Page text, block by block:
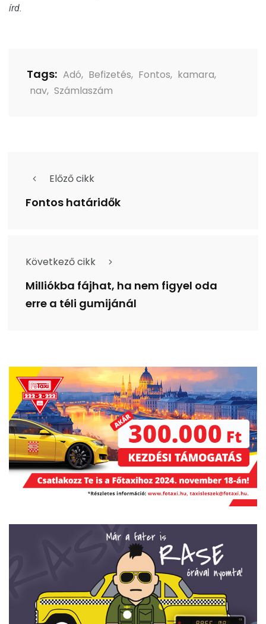
írd.
Tags: Adó, Befizetés, Fontos, kamara,
nav, Számlaszám
Előző cikk
Fontos határidők
Következő cikk
Milliókba fájhat, ha nem figyel oda
erre a téli gumijánál